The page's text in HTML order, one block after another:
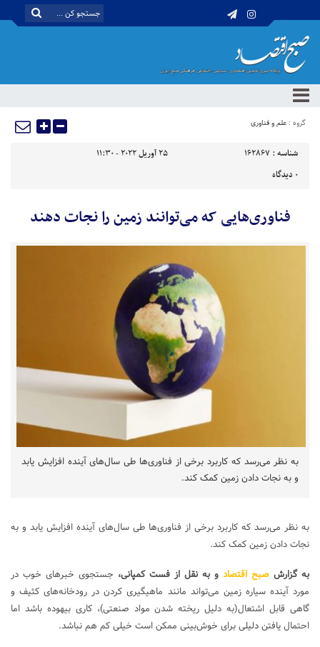
گروه : علم و فناوری
شناسه : 162867
25 آوریل 2022 - 11:30
0 دیدگاه
فناوری‌هایی که می‌توانند زمین را نجات دهند
به نظر می‌رسد که کاربرد برخی از فناوری‌ها طی سال‌های آینده افزایش یابد
و به نجات دادن زمین کمک کند.
به نظر می‌رسد که کاربرد برخی از فناوری‌ها طی سال‌های آینده افزایش یابد و به
نجات دادن زمین کمک کند.
به گزارش صبح اقتصاد و به نقل از فست کمپانی، جستجوی خبرهای خوب در
مورد آینده سیاره زمین می‌تواند مانند ماهیگیری کردن در رودخانه‌های کثیف و
گاهی قابل اشتعال(به دلیل ریخته شدن مواد صنعتی)، کاری بیهوده باشد اما
احتمال یافتن دلیلی برای خوش‌بینی ممکن است خیلی کم هم نباشد.